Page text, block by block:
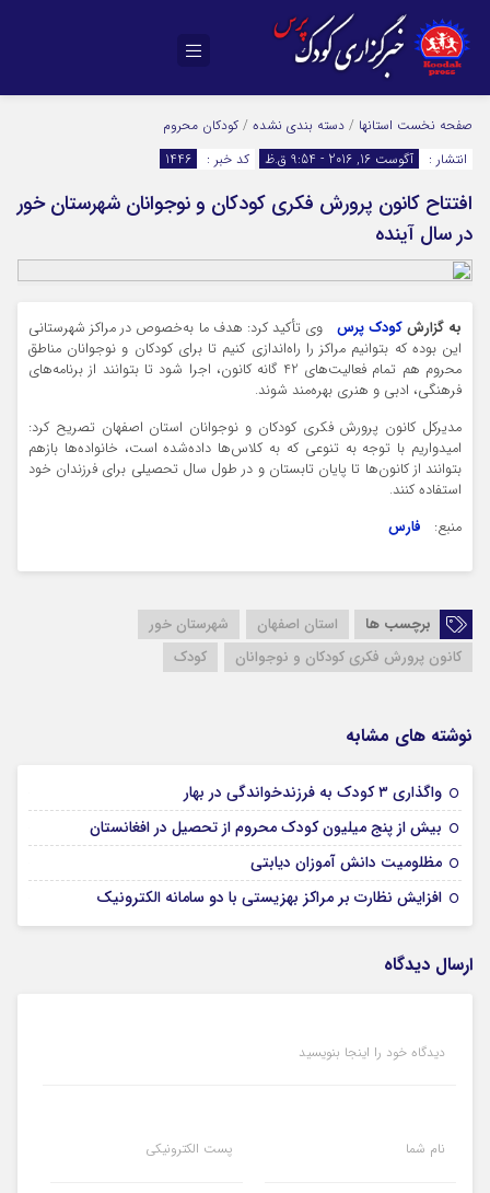
صفحه نخست استانها / دسته بندی نشده / کودکان محروم
انتشار :
آگوست 16, 2016 - 9:54 ق.ظ کد خبر : 1446
افتتاح کانون پرورش فکری کودکان و نوجوانان شهرستان خور
در سال آینده
به گزارشکودک پرس
وی تأکید کرد: هدف ما به‌خصوص در مراکز شهرستانی
این بوده که بتوانیم مراکز را راه‌اندازی کنیم تا برای کودکان و نوجوانان مناطق
محروم هم تمام فعالیت‌های 42 گانه کانون، اجرا شود تا بتوانند از برنامه‌های
فرهنگی، ادبی و هنری بهره‌مند شوند.
مدیرکل کانون پرورش فکری کودکان و نوجوانان استان اصفهان تصریح کرد:
امیدواریم با توجه به تنوعی که به کلاس‌ها داده‌شده است، خانواده‌ها بازهم
بتوانند از کانون‌ها تا پایان تابستان و در طول سال تحصیلی برای فرزندان خود
استفاده کنند.
منبع: فارس
برچسب ها استان اصفهان
شهرستان خور
کانون پرورش فکری کودکان و نوجوانان
کودک
نوشته های مشابه
واگذاری ۳ کودک به فرزندخواندگی در بهار
بیش از پنج میلیون کودک محروم از تحصیل در افغانستان
مظلومیت دانش آموزان دیابتی
افزایش نظارت بر مراکز بهزیستی با دو سامانه الکترونیک
ارسال دیدگاه
دیدگاه خود را اینجا بنویسید
نام شما پست الکترونیکی